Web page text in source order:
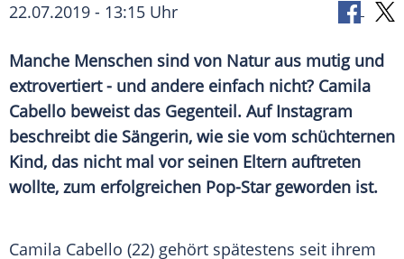
22.07.2019 - 13:15 Uhr
Manche Menschen sind von Natur aus mutig und
extrovertiert - und andere einfach nicht? Camila
Cabello beweist das Gegenteil. AufInstagram
beschreibt die Sängerin, wie sie vom schüchternen
Kind, das nicht mal vor seinen Eltern auftreten
wollte, zum erfolgreichen Pop-Star geworden ist.
Camila Cabello (22) gehört spätestens seit ihrem